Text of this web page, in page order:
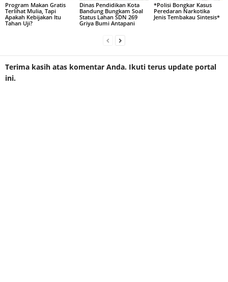
Program Makan Gratis
Terlihat Mulia, Tapi
Apakah Kebijakan Itu
Tahan Uji?
Dinas Pendidikan Kota
Bandung Bungkam Soal
Status Lahan SDN 269
Griya Bumi Antapani
*Polisi Bongkar Kasus
Peredaran Narkotika
Jenis Tembakau Sintesis*
Terima kasih atas komentar Anda. Ikuti terus update portal
ini.